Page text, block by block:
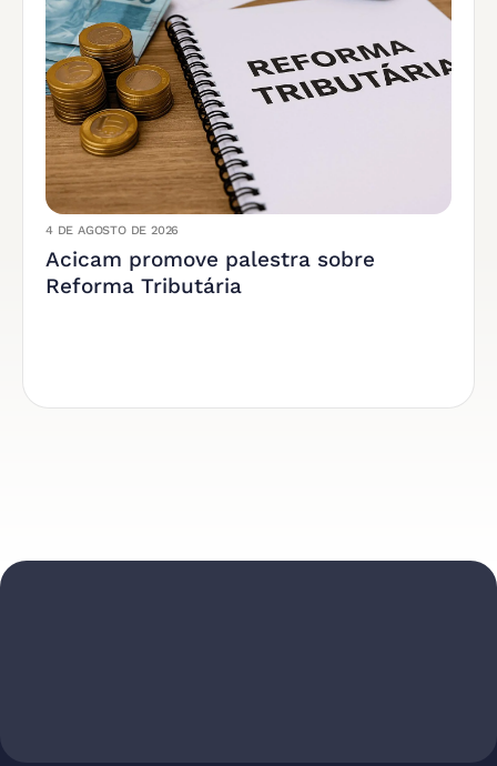
4 DE AGOSTO DE 2026
Acicam promove palestra sobre
Reforma Tributária